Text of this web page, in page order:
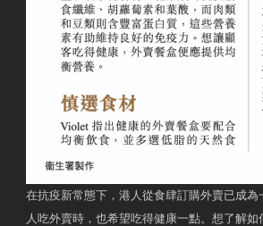
在抗疫新常態下，港人從食肆訂購外賣已成
人吃外賣時，也希望吃得健康一點。想了解